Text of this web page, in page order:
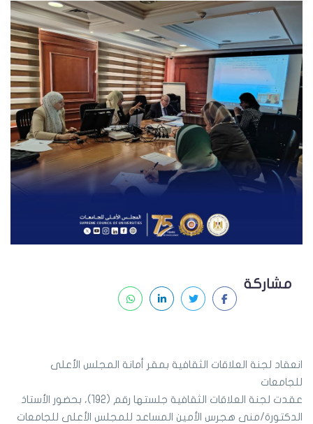
مشاركة
انعقاد لجنة العلاقات الثقافية بمقر أمانة المجلس الأعلى
للجامعات
عقدت لجنة العلاقات الثقافية جلستها رقم (192)، بحضور الأستاذ
الدكتورة/منى هجرس الأمين المساعد للمجلس الأعلى للجامعات